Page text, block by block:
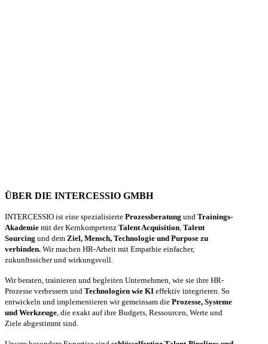
ÜBER DIE INTERCESSIO GMBH
INTERCESSIO ist eine spezialisierte Prozessberatung und Trainings-
Akademie mit der Kernkompetenz Talent Acquisition Talent
Sourcing und dem Ziel, Mensch, Technologie und Purpose zu
verbinden. Wir machen HR-Arbeit mit Empathie einfacher,
zukunftssicher und wirkungsvoll.
Wir beraten, trainieren und begleiten Unternehmen, wie sie ihre HR-
Prozesse verbessern und Technologien wie KI effektiv integrieren. So
entwickeln und implementieren wir gemeinsam die Prozesse, Systeme
und Werkzeuge , die exakt auf ihre Budgets, Ressourcen, Werte und
Ziele abgestimmt sind.